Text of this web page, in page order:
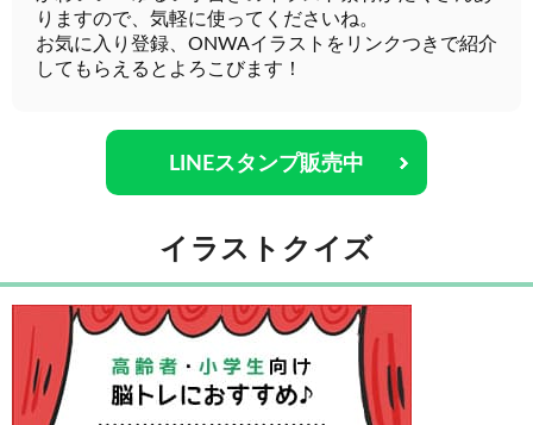
りますので、気軽に使ってくださいね。
お気に入り登録、ONWAイラストをリンクつきで紹介
してもらえるとよろこびます！
LINEスタンプ販売中
イラストクイズ